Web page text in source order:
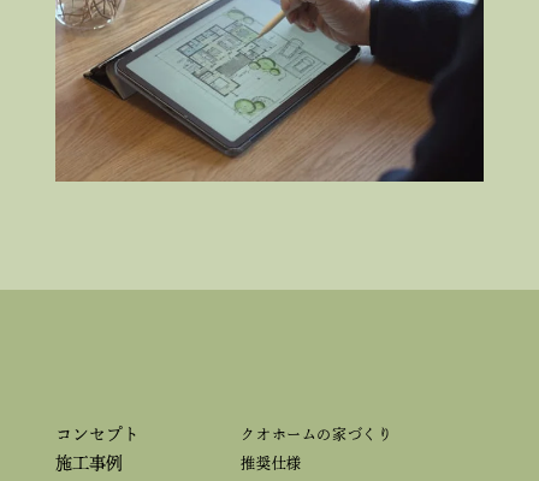
コンセプト
施工事例
クオホームの家づくり
推奨仕様